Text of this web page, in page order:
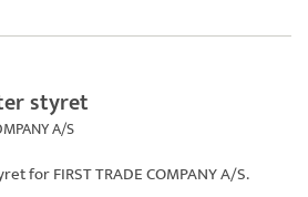
styret
A/S
forFIRST TRADE COMPANY A/S.